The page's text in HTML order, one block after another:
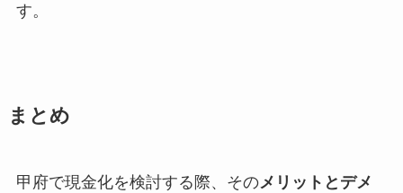
す。
まとめ
甲府で現金化を検討する際、そのメリットとデメ